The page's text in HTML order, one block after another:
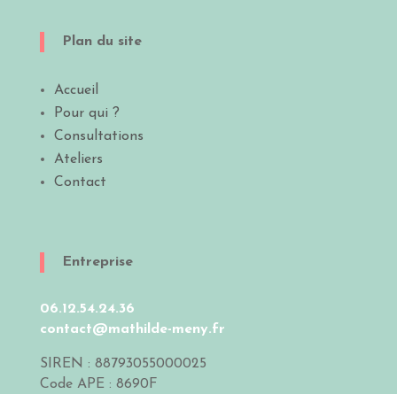
Plan du site
Accueil
Pour qui ?
Consultations
Ateliers
Contact
Entreprise
06.12.54.24.36
contact@mathilde-meny.fr
SIREN : 88793055000025
Code APE : 8690F